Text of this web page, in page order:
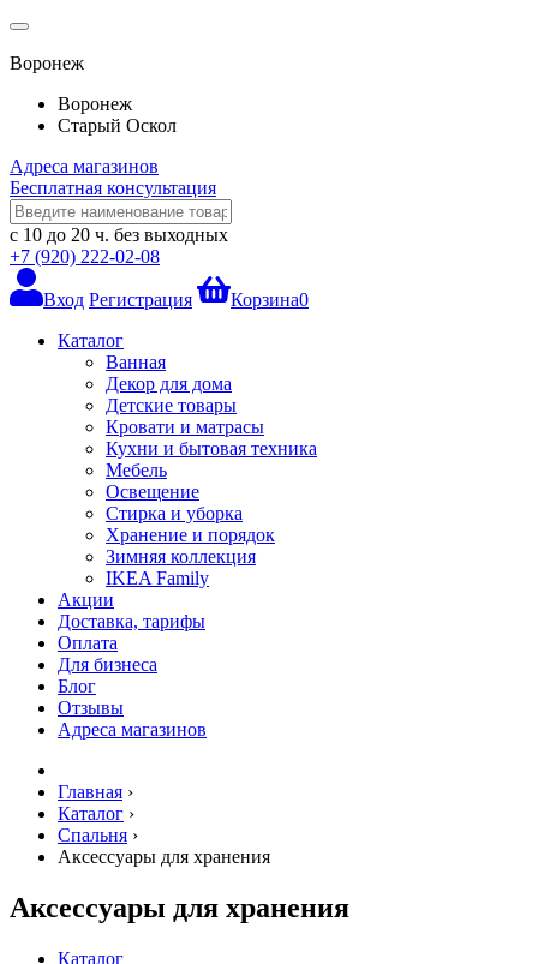
Воронеж
Воронеж
Старый Оскол
Адреса магазинов
Бесплатная консультация
с 10 до 20 ч. без выходных
+7 (920) 222-02-08
Вход Регистрация Корзина0
Каталог
Ванная
Декор для дома
Детские товары
Кровати и матрасы
Кухни и бытовая техника
Мебель
Освещение
Стирка и уборка
Хранение и порядок
Зимняя коллекция
IKEA Family
Акции
Доставка, тарифы
Оплата
Для бизнеса
Блог
Отзывы
Адреса магазинов
Главная ›
Каталог ›
Спальня ›
Аксессуары для хранения
Аксессуары для хранения
Каталог